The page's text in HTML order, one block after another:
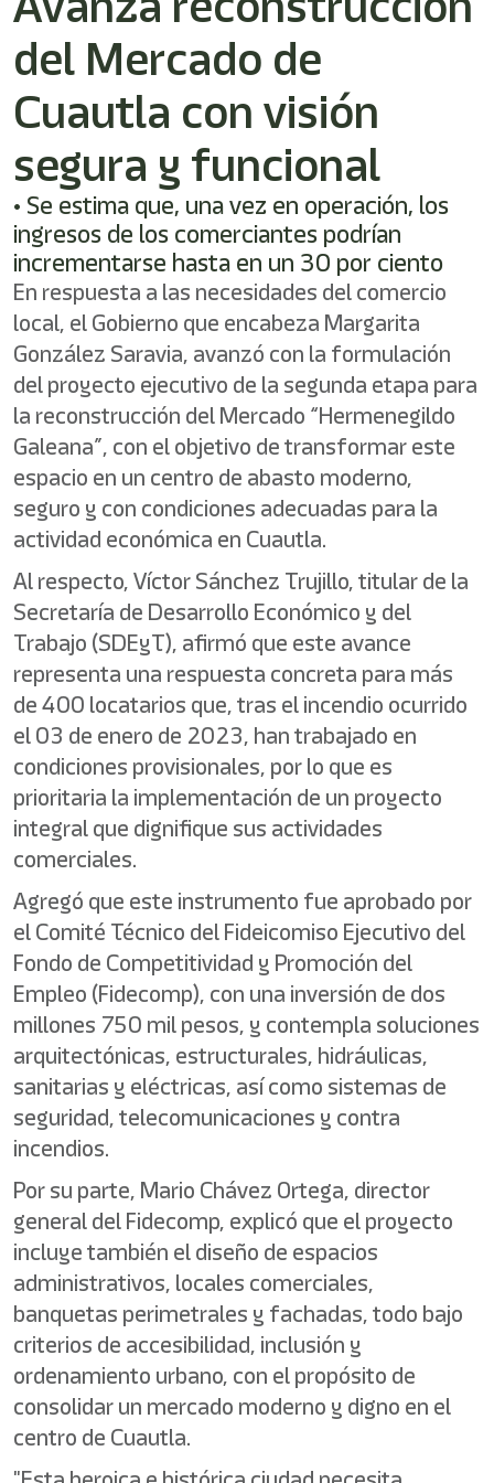
Este
acceso
directo
lector
de
pantalla
para
ayudarle
navegar
interactuar
con
contenido.
del Mercado de
Cuautla con visión
segura y funcional
• Se estima que, una vez en operación, los
ingresos de los comerciantes podrían
incrementarse hasta en un 30 por ciento
En respuesta a las necesidades del comercio
local, el Gobierno que encabeza Margarita
González Saravia, avanzó con la formulación
del proyecto ejecutivo de la segunda etapa para
la reconstrucción del Mercado “Hermenegildo
Galeana”, con el objetivo de transformar este
espacio en un centro de abasto moderno,
seguro y con condiciones adecuadas para la
actividad económica en Cuautla.
Al respecto, Víctor Sánchez Trujillo, titular de la
Secretaría de Desarrollo Económico y del
Trabajo (SDEyT), afirmó que este avance
representa una respuesta concreta para más
de 400 locatarios que, tras el incendio ocurrido
el 03 de enero de 2023, han trabajado en
condiciones provisionales, por lo que es
prioritaria la implementación de un proyecto
integral que dignifique sus actividades
comerciales.
Agregó que este instrumento fue aprobado por
el Comité Técnico del Fideicomiso Ejecutivo del
Fondo de Competitividad y Promoción del
Empleo (Fidecomp), con una inversión de dos
millones 750 mil pesos, y contempla soluciones
arquitectónicas, estructurales, hidráulicas,
sanitarias y eléctricas, así como sistemas de
seguridad, telecomunicaciones y contra
incendios.
Por su parte, Mario Chávez Ortega, director
general del Fidecomp, explicó que el proyecto
incluye también el diseño de espacios
administrativos, locales comerciales,
banquetas perimetrales y fachadas, todo bajo
criterios de accesibilidad, inclusión y
ordenamiento urbano, con el propósito de
consolidar un mercado moderno y digno en el
centro de Cuautla.